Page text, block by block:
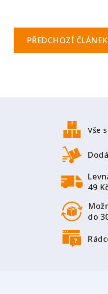
PŘEDCHOZÍ ČLÁNEK
Vše
49
do